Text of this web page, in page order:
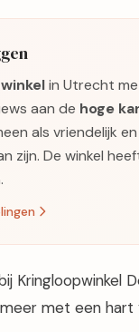
in Utrecht
aan de hoge
als vriendelijk
zijn. De winkel
Kringloopwinkel
met een hart